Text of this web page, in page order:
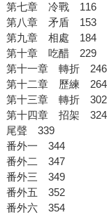
第七章 冷戰 116
第八章 矛盾 153
第九章 相處 184
第十章 吃醋 229
第十一章 轉折 246
第十二章 歷練 264
第十三章 轉折 302
第十四章 招架 324
尾聲 339
番外一 344
番外二 347
番外三 349
番外五 352
番外六 354